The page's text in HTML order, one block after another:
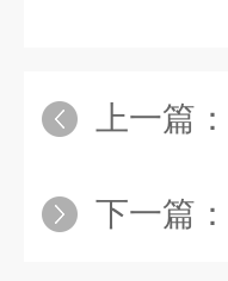
上一篇：
下一篇：